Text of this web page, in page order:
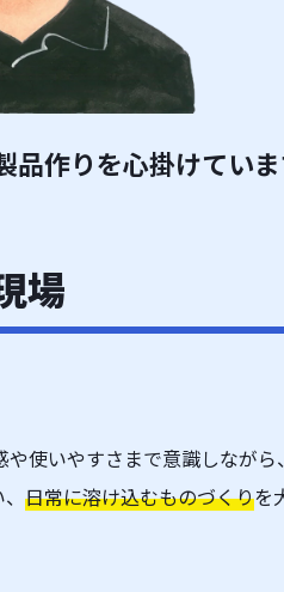
品作りを心掛けてい
場
使いやすさまで意識しなが
日常に溶け込むものづくりを